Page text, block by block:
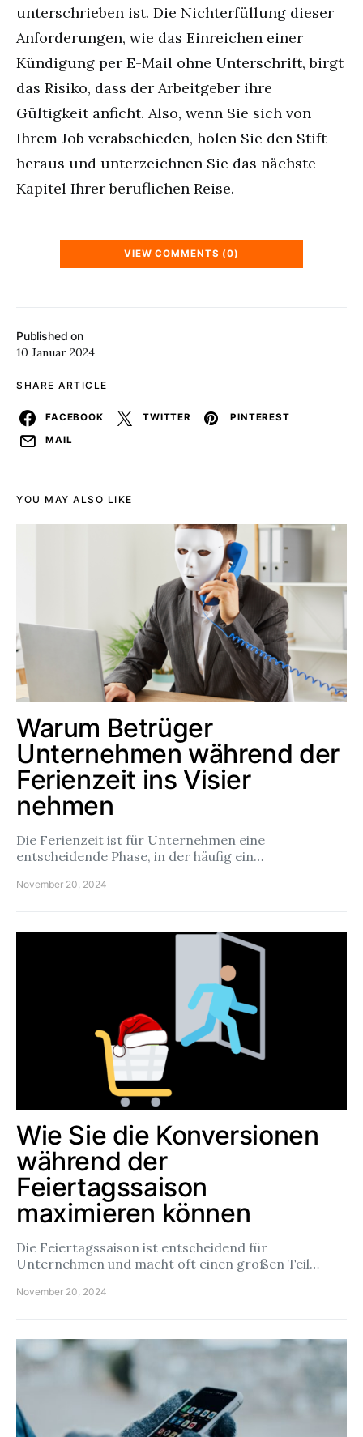
Published on
10 Januar 2024
SHARE ARTICLE
FACEBOOK TWITTER
PINTEREST
MAIL
unterschrieben ist. Die Nichterfüllung dieser
Anforderungen, wie das Einreichen einer
Kündigung per E-Mail ohne Unterschrift, birgt
das Risiko, dass der Arbeitgeber ihre
Gültigkeit anficht. Also, wenn Sie sich von
Ihrem Job verabschieden, holen Sie den Stift
heraus und unterzeichnen Sie das nächste
Kapitel Ihrer beruflichen Reise.
VIEW COMMENTS (0)
YOU MAY ALSO LIKE
Warum Betrüger
Unternehmen während der
Ferienzeit ins Visier
nehmen
Die Ferienzeit ist für Unternehmen eine
entscheidende Phase, in der häufig ein…
November 20, 2024
Wie Sie die Konversionen
während der
Feiertagssaison
maximieren können
Die Feiertagssaison ist entscheidend für
Unternehmen und macht oft einen großen Teil…
November 20, 2024